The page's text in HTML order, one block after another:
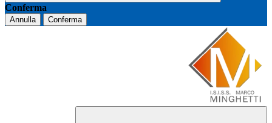
Conferma
Annulla Conferma